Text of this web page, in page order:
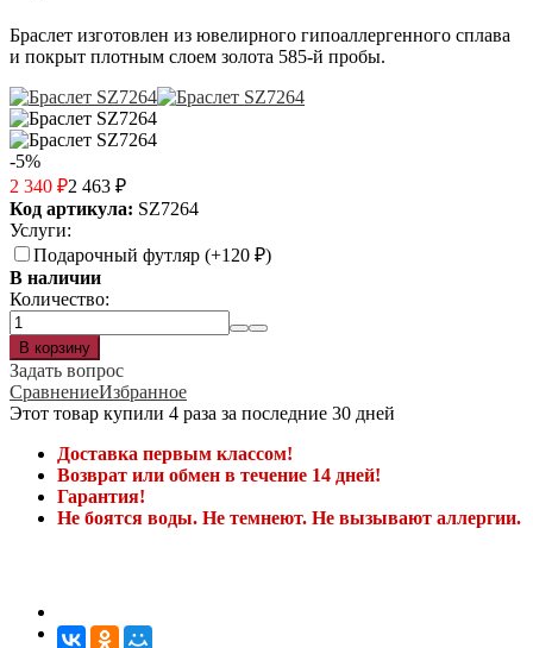
Браслет изготовлен из ювелирного гипоаллергенного сплава
и покрыт плотным слоем золота 585-й пробы.
-5%
2 340 ₽2 463 ₽
Код артикула: SZ7264
Услуги:
Подарочный футляр (+120 ₽)
В наличии
Количество:
Задать вопрос
СравнениеИзбранное
Этот товар купили 4 раза за последние 30 дней
Доставка первым классом!
Возврат или обмен в течение 14 дней!
Гарантия!
Не боятся воды. Не темнеют. Не вызывают аллергии.